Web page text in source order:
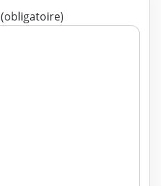
Texte de votre message (obligatoire)